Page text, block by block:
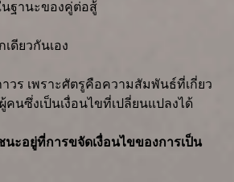
นฐานะของคู่ต่อสู้
ดียวกันเอง
วร เพราะศัตรูคือความสัมพันธ์ที่เกี่ยว
คนซึ่งเป็นเงื่อนไขที่เปลี่ยนแปลงได้
ะอยู่ที่การขจัดเงื่อนไขของการเป็น